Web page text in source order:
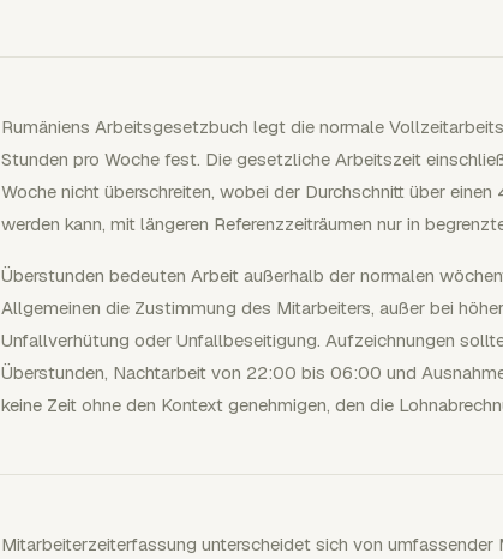
Rumäniens Arbeitsgesetzbuch legt die normale
Stunden pro Woche fest. Die gesetzliche Arbeitszeit
Woche nicht überschreiten, wobei der Durchschnitt über
werden kann, mit längeren Referenzzeiträumen nur in
Überstunden bedeuten Arbeit außerhalb der normalen
Allgemeinen die Zustimmung des Mitarbeiters, außer bei
Unfallverhütung oder Unfallbeseitigung. Aufzeichnungen
Überstunden, Nachtarbeit von 22:00 bis 06:00 und
keine Zeit ohne den Kontext genehmigen, den die
Mitarbeiterzeiterfassung unterscheidet sich von umfassender